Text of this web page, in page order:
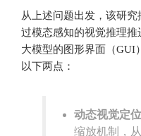
从上述问题出发，该研
过模态感知的视觉推理
大模型的图形界面（GUI
以下两点：
动态视觉定位
缩放机制，